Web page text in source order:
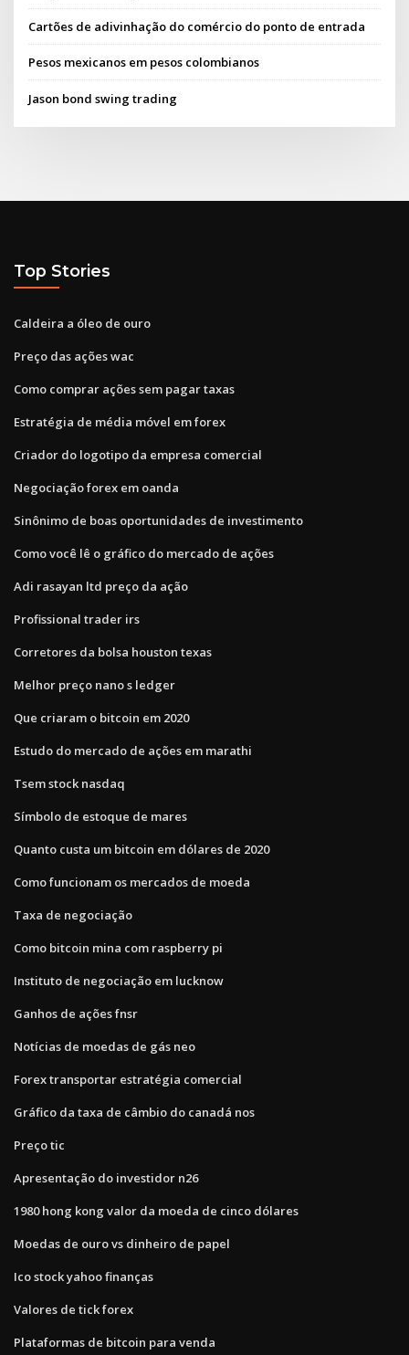
Cartões de adivinhação do comércio do ponto de entrada
Pesos mexicanos em pesos colombianos
Jason bond swing trading
Top Stories
Caldeira a óleo de ouro
Preço das ações wac
Como comprar ações sem pagar taxas
Estratégia de média móvel em forex
Criador do logotipo da empresa comercial
Negociação forex em oanda
Sinônimo de boas oportunidades de investimento
Como você lê o gráfico do mercado de ações
Adi rasayan ltd preço da ação
Profissional trader irs
Corretores da bolsa houston texas
Melhor preço nano s ledger
Que criaram o bitcoin em 2020
Estudo do mercado de ações em marathi
Tsem stock nasdaq
Símbolo de estoque de mares
Quanto custa um bitcoin em dólares de 2020
Como funcionam os mercados de moeda
Taxa de negociação
Como bitcoin mina com raspberry pi
Instituto de negociação em lucknow
Ganhos de ações fnsr
Notícias de moedas de gás neo
Forex transportar estratégia comercial
Gráfico da taxa de câmbio do canadá nos
Preço tic
Apresentação do investidor n26
1980 hong kong valor da moeda de cinco dólares
Moedas de ouro vs dinheiro de papel
Ico stock yahoo finanças
Valores de tick forex
Plataformas de bitcoin para venda